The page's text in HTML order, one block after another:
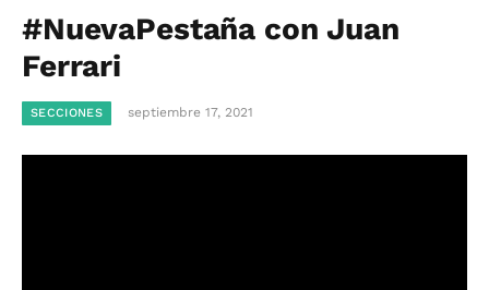
#NuevaPestaña con Juan
Ferrari
SECCIONES septiembre 17, 2021